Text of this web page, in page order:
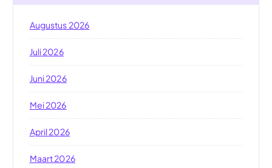
Augustus 2026
Juli 2026
Juni 2026
Mei 2026
April 2026
Maart 2026